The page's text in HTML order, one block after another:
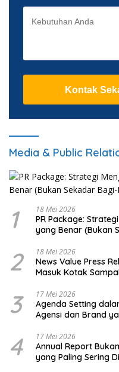
Kontak
Media & Public
1 18 Mei 2026
PR Package:
yang Benar (Bukan
2 18 Mei 2026
News Value Press
Masuk Kotak
3 17 Mei 2026
Agenda Setting
Agensi dan Brand
4 17 Mei 2026
Annual Report
yang Paling Sering